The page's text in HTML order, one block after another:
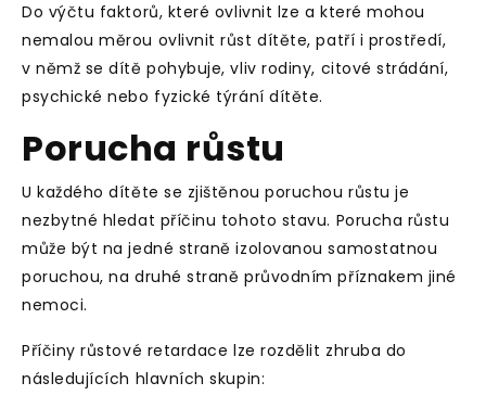
Do výčtu faktorů, které ovlivnit lze a které mohou
nemalou měrou ovlivnit růst dítěte, patří i prostředí,
v němž se dítě pohybuje, vliv rodiny, citové strádání,
psychické nebo fyzické týrání dítěte.
Porucha růstu
U každého dítěte se zjištěnou poruchou růstu je
nezbytné hledat příčinu tohoto stavu. Porucha růstu
může být na jedné straně izolovanou samostatnou
poruchou, na druhé straně průvodním příznakem jiné
nemoci.
Příčiny růstové retardace lze rozdělit zhruba do
následujících hlavních skupin: